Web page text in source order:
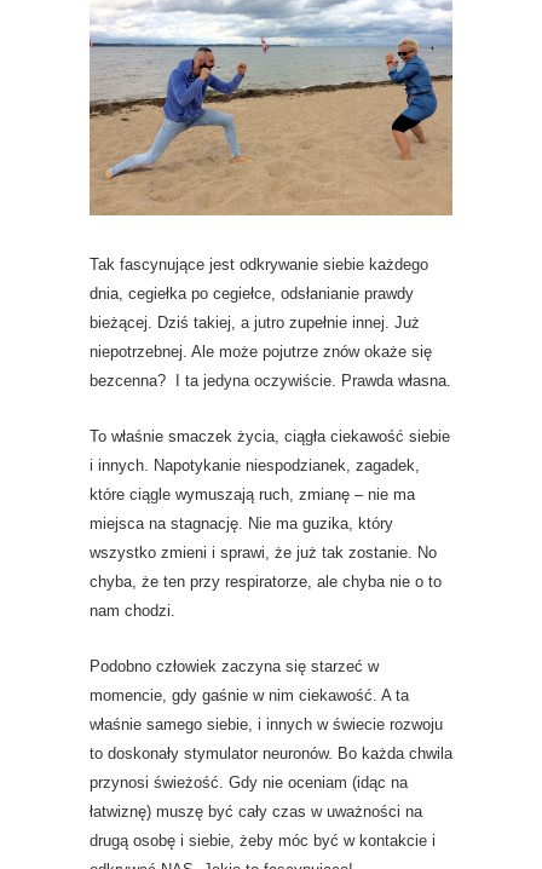
Tak fascynujące jest odkrywanie siebie każdego
dnia, cegiełka po cegiełce, odsłanianie prawdy
bieżącej. Dziś takiej, a jutro zupełnie innej. Już
niepotrzebnej. Ale może pojutrze znów okaże się
bezcenna? I ta jedyna oczywiście. Prawda własna.
To właśnie smaczek życia, ciągła ciekawość siebie
i innych. Napotykanie niespodzianek, zagadek,
które ciągle wymuszają ruch, zmianę – nie ma
miejsca na stagnację. Nie ma guzika, który
wszystko zmieni i sprawi, że już tak zostanie. No
chyba, że ten przy respiratorze, ale chyba nie o to
nam chodzi.
Podobno człowiek zaczyna się starzeć w
momencie, gdy gaśnie w nim ciekawość. A ta
właśnie samego siebie, i innych w świecie rozwoju
to doskonały stymulator neuronów. Bo każda chwila
przynosi świeżość. Gdy nie oceniam (idąc na
łatwiznę) muszę być cały czas w uważności na
drugą osobę i siebie, żeby móc być w kontakcie i